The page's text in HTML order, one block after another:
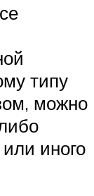
типу
можно
иного